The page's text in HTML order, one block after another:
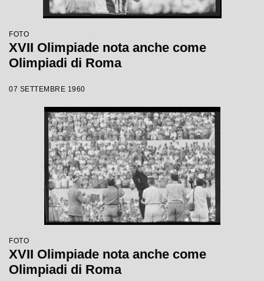
FOTO
XVII Olimpiade nota anche come
Olimpiadi di Roma
07 SETTEMBRE 1960
FOTO
XVII Olimpiade nota anche come
Olimpiadi di Roma